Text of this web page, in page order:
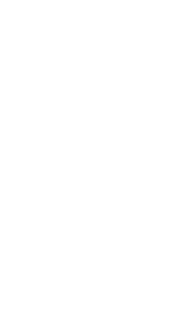
– Navy - XS